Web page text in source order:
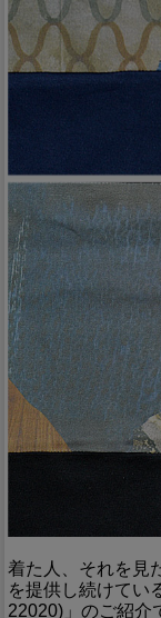
着た人、それを見
を提供し続けてい
22020)」のご紹介